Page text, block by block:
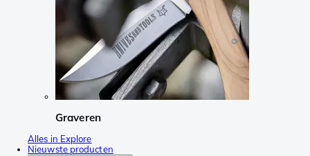
Graveren
Alles in Explore
Nieuwste producten